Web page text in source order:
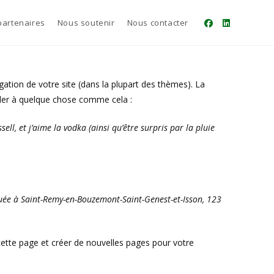
Nous soutenir Nous contacter
de votre site (dans la plupart des thèmes). La
à quelque chose comme cela :
et j’aime la vodka (ainsi qu’être surpris par la pluie
à Saint-Remy-en-Bouzemont-Saint-Genest-et-Isson, 123
page et créer de nouvelles pages pour votre